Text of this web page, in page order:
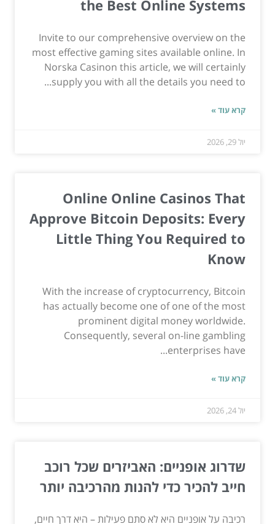
the Best Online Systems
Invite to our comprehensive overview on the
most effective gaming sites available online. In
Norska Casinon this article, we will certainly
supply you with all the details you need to...
קרא עוד »
יול 29, 2026
Online Online Casinos That
Approve Bitcoin Deposits: Every
Little Thing You Required to
Know
With the increase of cryptocurrency, Bitcoin
has actually become one of one of the most
prominent digital money worldwide.
Consequently, several on-line gambling
enterprises have...
קרא עוד »
יול 24, 2026
שדרוג אופניים: האביזרים שכל רוכב
חייב להכיר כדי להנות מהרכיבה יותר
רכיבה על אופניים היא לא סתם פעילות – היא דרך חיים,